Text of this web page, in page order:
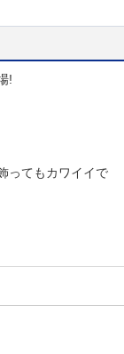
!
ってもカワイイで